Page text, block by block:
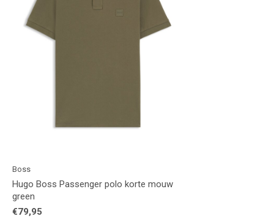
Boss
Hugo Boss Passenger polo korte mouw
green
€79,95